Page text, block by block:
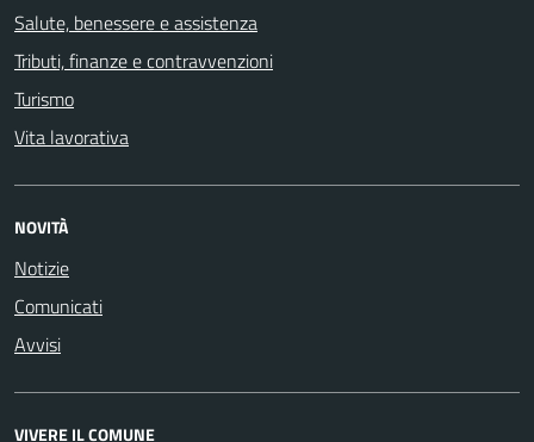
Salute, benessere e assistenza
Tributi, finanze e contravvenzioni
Turismo
Vita lavorativa
NOVITÀ
Notizie
Comunicati
Avvisi
VIVERE IL COMUNE